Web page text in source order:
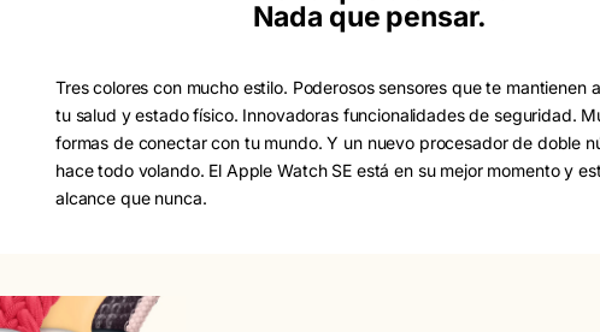
Nada que pensar.
Tres colores con mucho estilo. Poderosos sensores que te mantienen
tu salud y estado físico. Innovadoras funcionalidades de seguridad.
formas de conectar con tu mundo. Y un nuevo procesador de doble
hace todo volando. El Apple Watch SE está en su mejor momento y
alcance que nunca.